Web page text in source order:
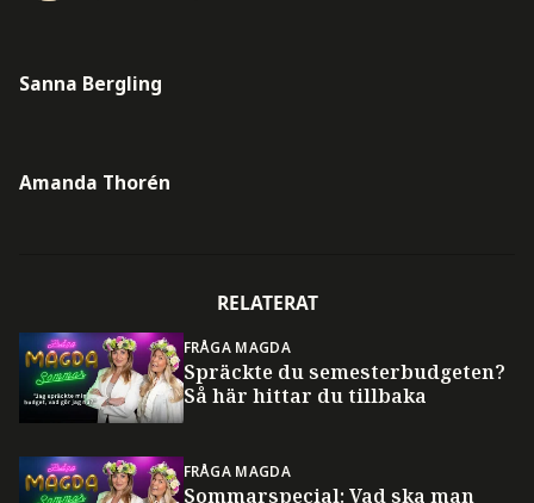
Sanna Bergling
Amanda Thorén
RELATERAT
FRÅGA MAGDA
Spräckte du semesterbudgeten?
Så här hittar du tillbaka
FRÅGA MAGDA
Sommarspecial: Vad ska man